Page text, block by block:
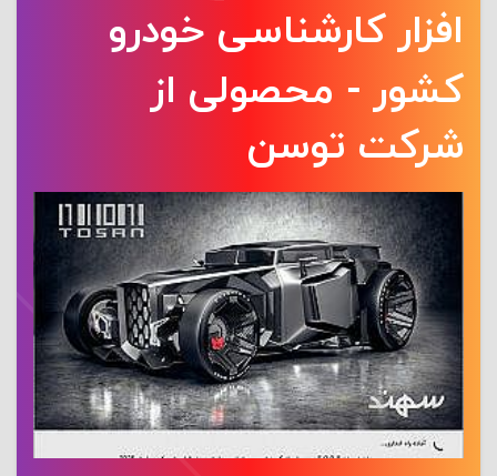
افزار کارشناسی خودرو
کشور - محصولی از
شرکت توسن